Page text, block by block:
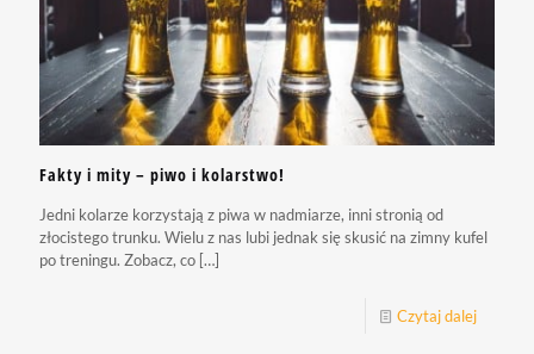
Fakty i mity – piwo i kolarstwo!
Jedni kolarze korzystają z piwa w nadmiarze, inni stronią od
złocistego trunku. Wielu z nas lubi jednak się skusić na zimny kufel
po treningu. Zobacz, co […]
Czytaj dalej